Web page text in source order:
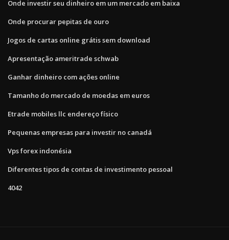
Onde investir seu dinheiro em um mercado em baixa
Onde procurar pepitas de ouro
Jogos de cartas online grátis sem download
Apresentação ameritrade schwab
Ganhar dinheiro com ações online
Tamanho do mercado de moedas em euros
Etrade mobiles llc endereço físico
Pequenas empresas para investir no canadá
Vps forex indonésia
Diferentes tipos de contas de investimento pessoal
4042